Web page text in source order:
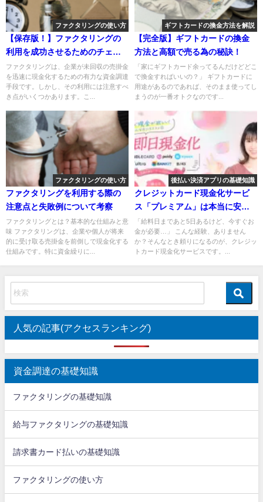
ファクタリングの使い方
【保存版！】ファクタリングの
利用を成功させるためのチェッ
クリスト
ファクタリングは、企業が未回収の売掛金
を迅速に現金化するための有力な資金調達
手段です。しかし、その利用には注意すべ
き点がいくつかあります。こ...
ギフトカードの換金方法を解説
【完全版】ギフトカードの換金
方法と高額で売る為の秘訣！
「家にギフトカード余ってるんだけどどこ
で換金すればいいの？」 ギフトカードに
用途があるのであれば、そのまま使ってし
まうのが一番オトクなのです...
ファクタリングの使い方
ファクタリングを利用する際の
注意点と失敗例について考察
ファクタリングとは？基本的な仕組みと意
味 ファクタリングは、企業や個人が将来
的に受け取る売掛金を前倒しで現金化する
仕組みです。特に資金繰りに...
後払い決済アプリの基礎知識
クレジットカード現金化サービ
ス「プレミアム」は本当に安
全？
「給料日まであと5日あるけど、今すぐお
金が必要…」 こんな経験、ありません
か？そんなとき頼りになるのが、クレジッ
トカード現金化サービスです。...
人気の記事(アクセスランキング)
資金調達の基礎知識
ファクタリングの基礎知識
給与ファクタリングの基礎知識
請求書カード払いの基礎知識
ファクタリングの使い方